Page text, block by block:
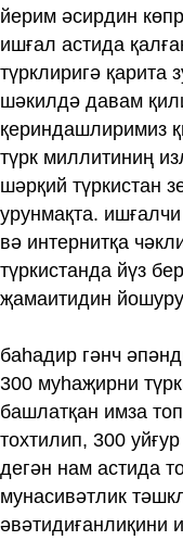
йерим әсирдин
ишғал астида
түрклиригә қарита
шәкилдә давам
қериндашлиримиз
түрк миллитиниң
шәрқий түркистан
урунмақта.
вә интернитқа
түркистанда йүз
җамаитидин
баһадир гәнч
300 муһаҗирни
башлатқан имза
тохтилип, 300
дегән нам астида
мунасивәтлик
әвәтидиғанлиқини